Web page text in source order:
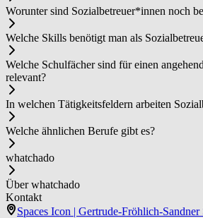
Worunter sind So­zi­al­be­treu­er*in­nen noch
Welche Skills benötigt man als
Welche Schulfächer sind für einen
relevant?
In welchen Tätigkeitsfeldern arbeiten
Welche ähnlichen Berufe gibt es?
whatchado
Über whatchado
Kontakt
Spaces Icon | Gertrude-Fröhlich-